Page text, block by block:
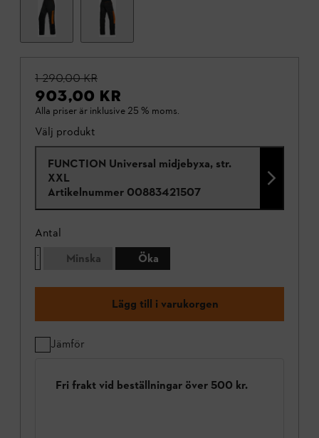
1 290,00 KR
903,00 KR
Alla priser är inklusive 25 % moms.
Välj produkt
FUNCTION Universal midjebyxa, str.
XXL
Artikelnummer 00883421507
Antal
Minska
Öka
Lägg till i varukorgen
Jämför
Fri frakt vid beställningar över 500 kr.